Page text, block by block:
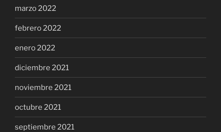
marzo 2022
febrero 2022
enero 2022
diciembre 2021
noviembre 2021
octubre 2021
septiembre 2021